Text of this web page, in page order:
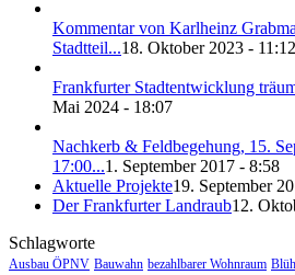
Kommentar von Karlheinz
Stadtteil...18. Oktober 2023 - 11:12
Frankfurter Stadtentwicklung
Mai 2024 - 18:07
Nachkerb & Feldbegehung, 15.
17:00...1. September 2017 - 8:58
Aktuelle Projekte19. September
Der Frankfurter Landraub12.
Schlagworte
Ausbau ÖPNV Bauwahn bezahlbarer Wohnraum